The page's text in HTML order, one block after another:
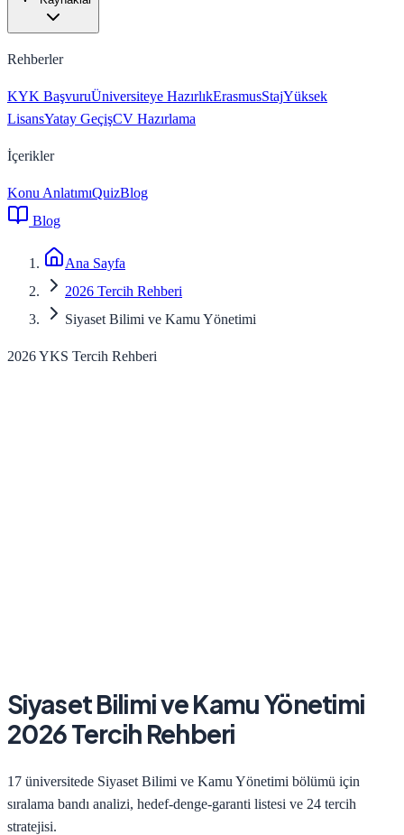
Rehberler
KYK BaşvuruÜniversiteye HazırlıkErasmusStajYüksek
LisansYatay GeçişCV Hazırlama
İçerikler
Konu AnlatımıQuizBlog
Blog
Ana Sayfa
2026 Tercih Rehberi
Siyaset Bilimi ve Kamu Yönetimi
2026 YKS Tercih Rehberi
Siyaset Bilimi ve Kamu Yönetimi
2026Tercih Rehberi
17 üniversitede Siyaset Bilimi ve Kamu Yönetimi bölümü için
sıralama bandı analizi, hedef-denge-garanti listesi ve 24 tercih
stratejisi.